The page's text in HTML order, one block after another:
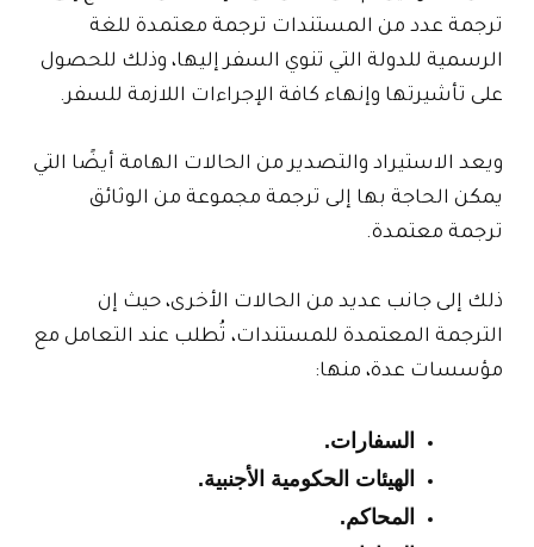
ترجمة عدد من المستندات ترجمة معتمدة للغة
الرسمية للدولة التي تنوي السفر إليها، وذلك للحصول
على تأشيرتها وإنهاء كافة الإجراءات اللازمة للسفر.
ويعد الاستيراد والتصدير من الحالات الهامة أيضًا التي
يمكن الحاجة بها إلى ترجمة مجموعة من الوثائق
ترجمة معتمدة.
ذلك إلى جانب عديد من الحالات الأخرى، حيث إن
الترجمة المعتمدة للمستندات، تُطلب عند التعامل مع
مؤسسات عدة، منها:
السفارات.
الهيئات الحكومية الأجنبية.
المحاكم.